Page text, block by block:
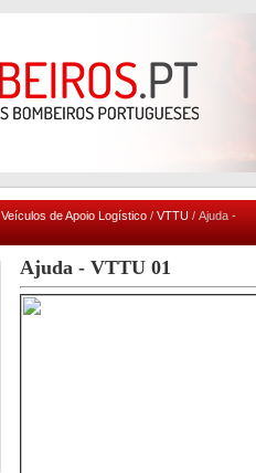
Veículos de Apoio Logístico / VTTU / Ajuda -
Ajuda - VTTU 01